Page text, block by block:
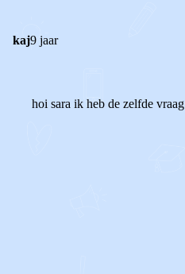
kaj9 jaar
hoi sara ik heb de zelfde vraag